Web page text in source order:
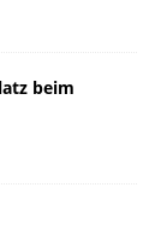
beim